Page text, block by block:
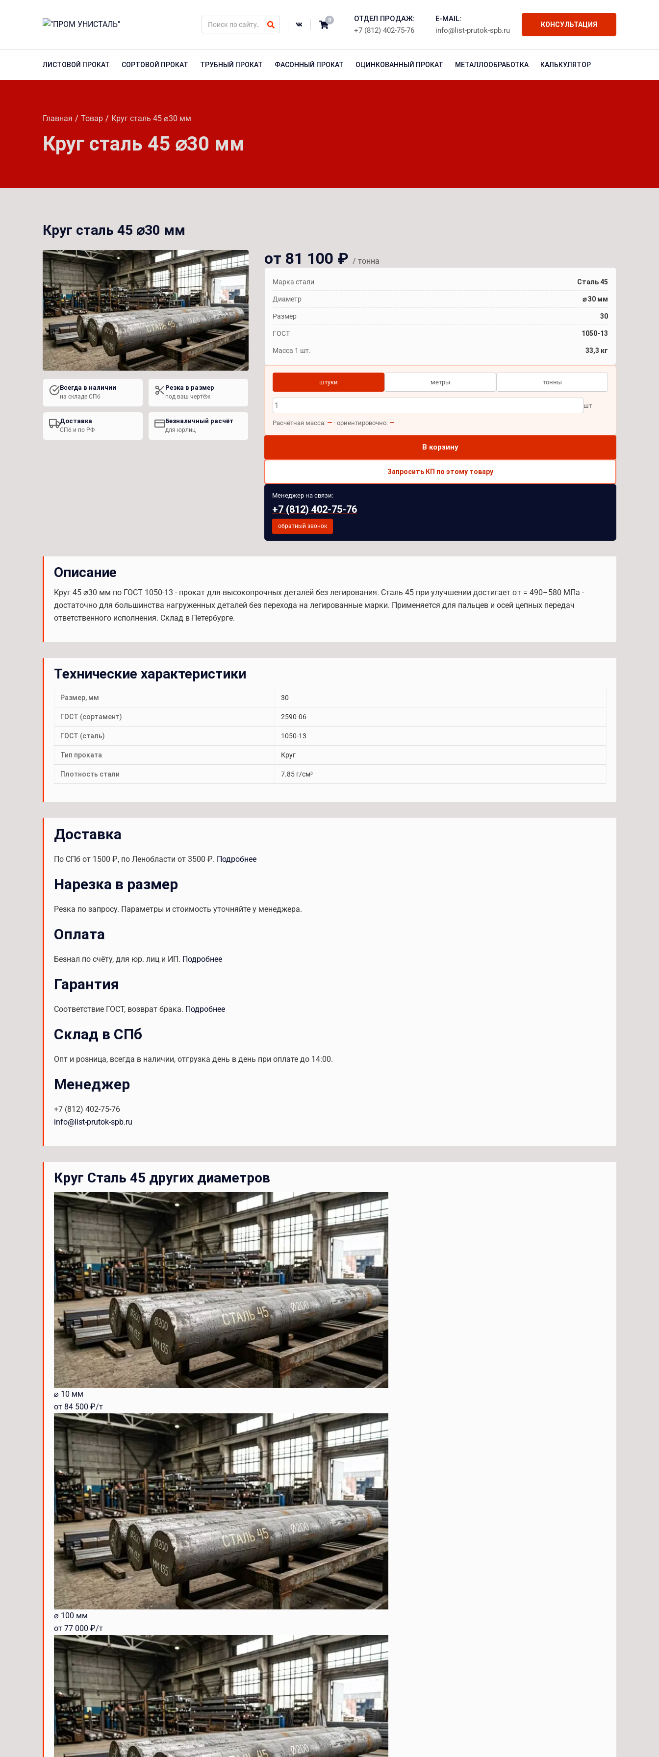
0
КОНСУЛЬТАЦИЯ
ОТДЕЛ ПРОДАЖ:
+7 (812) 402-75-76
E-MAIL:
info@list-prutok-spb.ru
ЛИСТОВОЙ ПРОКАТ СОРТОВОЙ ПРОКАТ ТРУБНЫЙ ПРОКАТ ФАСОННЫЙ ПРОКАТ ОЦИНКОВАННЫЙ ПРОКАТ МЕТАЛЛООБРАБОТКА КАЛЬКУЛЯТОР
Главная Товар Круг сталь 45 ⌀30 мм
Круг сталь 45 ⌀30 мм
Круг сталь 45 ⌀30 мм
Всегда в наличии
на складе СПб
Резка в размер
под ваш чертёж
Доставка
СПб и по РФ
Безналичный расчёт
для юрлиц
от 81 100 ₽ / тонна
Марка стали Сталь 45
Диаметр ⌀ 30 мм
Размер 30
ГОСТ 1050-13
Масса 1 шт. 33,3 кг
штуки метры тонны
шт
Расчётная масса: — · ориентировочно: —
В корзину
Запросить КП по этому товару
Менеджер на связи:
+7 (812) 402-75-76
обратный звонок
Описание
Круг 45 ⌀30 мм по ГОСТ 1050-13 - прокат для высокопрочных деталей без легирования. Сталь 45 при улучшении достигает σт = 490–580 МПа -
достаточно для большинства нагруженных деталей без перехода на легированные марки. Применяется для пальцев и осей цепных передач
ответственного исполнения. Склад в Петербурге.
Технические характеристики
Размер, мм 30
ГОСТ (сортамент) 2590-06
ГОСТ (сталь) 1050-13
Тип проката Круг
Плотность стали 7.85 г/см³
Доставка
По СПб от 1500 ₽, по Ленобласти от 3500 ₽. Подробнее
Нарезка в размер
Резка по запросу. Параметры и стоимость уточняйте у менеджера.
Оплата
Безнал по счёту, для юр. лиц и ИП. Подробнее
Гарантия
Соответствие ГОСТ, возврат брака. Подробнее
Склад в СПб
Опт и розница, всегда в наличии, отгрузка день в день при оплате до 14:00.
Менеджер
+7 (812) 402-75-76
info@list-prutok-spb.ru
Круг Сталь 45 других диаметров
⌀ 10 мм
от 84 500 ₽/т
⌀ 100 мм
от 77 000 ₽/т